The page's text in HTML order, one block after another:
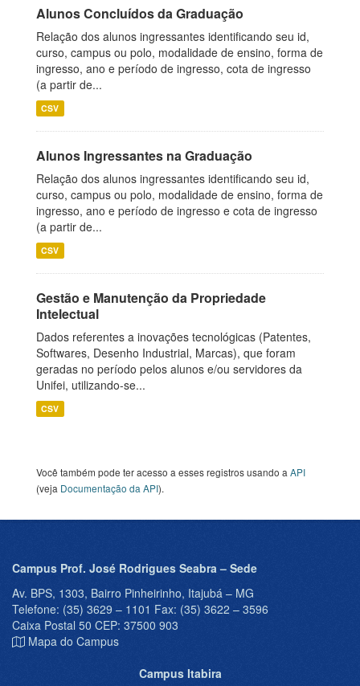
Alunos Concluídos da Graduação
Relação dos alunos ingressantes identificando seu id,
curso, campus ou polo, modalidade de ensino, forma de
ingresso, ano e período de ingresso, cota de ingresso
(a partir de...
CSV
Alunos Ingressantes na Graduação
Relação dos alunos ingressantes identificando seu id,
curso, campus ou polo, modalidade de ensino, forma de
ingresso, ano e período de ingresso e cota de ingresso
(a partir de...
CSV
Gestão e Manutenção da Propriedade
Intelectual
Dados referentes a inovações tecnológicas (Patentes,
Softwares, Desenho Industrial, Marcas), que foram
geradas no período pelos alunos e/ou servidores da
Unifei, utilizando-se...
CSV
Você também pode ter acesso a esses registros usando a API
(veja Documentação da API).
Campus Prof. José Rodrigues Seabra – Sede
Av. BPS, 1303, Bairro Pinheirinho, Itajubá – MG
Telefone: (35) 3629 – 1101 Fax: (35) 3622 – 3596
Caixa Postal 50 CEP: 37500 903
Mapa do Campus
Campus Itabira